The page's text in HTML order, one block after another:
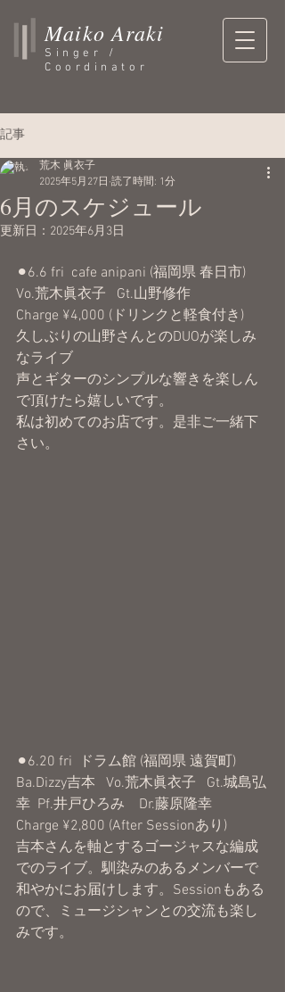
Maiko Araki
Singer /
Coordinator
記事
6月のスケジュール
荒木 眞衣子
2025年5月27日 読了時間: 1分
更新日： 2025年6月3日
⚫︎6.6 fri  cafe anipani (福岡県 春日市)
Vo.荒木眞衣子   Gt.山野修作
Charge ¥4,000 (ドリンクと軽食付き)
久しぶりの山野さんとのDUOが楽しみ
なライブ
声とギターのシンプルな響きを楽しん
で頂けたら嬉しいです。
私は初めてのお店です。是非ご一緒下
さい。
⚫︎6.20 fri  ドラム館 (福岡県 遠賀町)
Ba.Dizzy吉本   Vo.荒木眞衣子   Gt.城島弘
幸  Pf.井戸ひろみ　Dr.藤原隆幸
Charge ¥2,800 (After Sessionあり)
吉本さんを軸とするゴージャスな編成
でのライブ。馴染みのあるメンバーで
和やかにお届けします。Sessionもある
ので、ミュージシャンとの交流も楽し
みです。